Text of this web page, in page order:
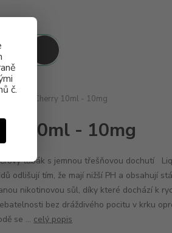
č.
Tobacco Cherry 10ml - 10mg
10ml - 10mg
tabák s jemnou třešňovou dochutí
odlišují tím, že mají nižší PH a obsahují
nikotinovou sůl, díky které dochází k
bez dráždivého pocitu v krku
se ... celý popis